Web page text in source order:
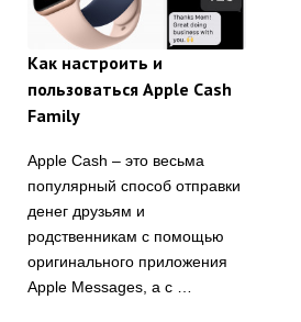
Как настроить и
пользоваться Apple Cash
Family
Apple Cash – это весьма
популярный способ отправки
денег друзьям и
родственникам с помощью
оригинального приложения
Apple Messages, а с …